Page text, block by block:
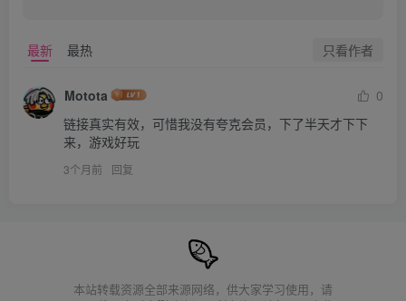
最新 最热 只看作者
Motota
0
链接真实有效，可惜我没有夸克会员，下了半天才下下
来，游戏好玩
3个月前 回复
本站转载资源全部来源网络，供大家学习使用，请